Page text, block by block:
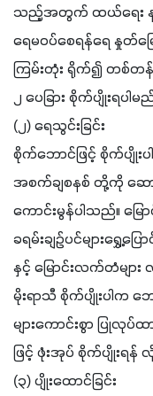
သည့်အတွက် ထယ်ရေး န
ရေမဝပ်စေရန်ရေ နှုတ်မ
ကြမ်းတုံး ရိုက်၍ တစ်တန်
၂ ပေခြား စိုက်ပျိုးရပါမ
(၂) ရေသွင်းခြင်း
စိုက်ဘောင်ဖြင့် စိုက်ပျိုးပ
အစက်ချစနစ် တို့ကို ဆော
ကောင်းမွန်ပါသည်။ မြေ
ခရမ်းချဉ်ပင်များရွှေ့ပြေ
နှင့် မြောင်းလက်တံမျာ
မိုးရာသီ စိုက်ပျိုးပါက ဘ
များကောင်းစွာ ပြုလုပ်
ဖြင့် ဖုံးအုပ် စိုက်ပျိုးရ
(၃) ပျိုးထောင်ခြင်း